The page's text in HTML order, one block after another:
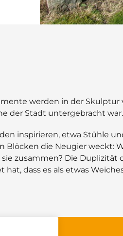
werden in der
der Stadt untergebracht war.
inspirieren, etwa Stühle
Blöcken die Neugier weckt:
zusammen? Die
dass es als etwas